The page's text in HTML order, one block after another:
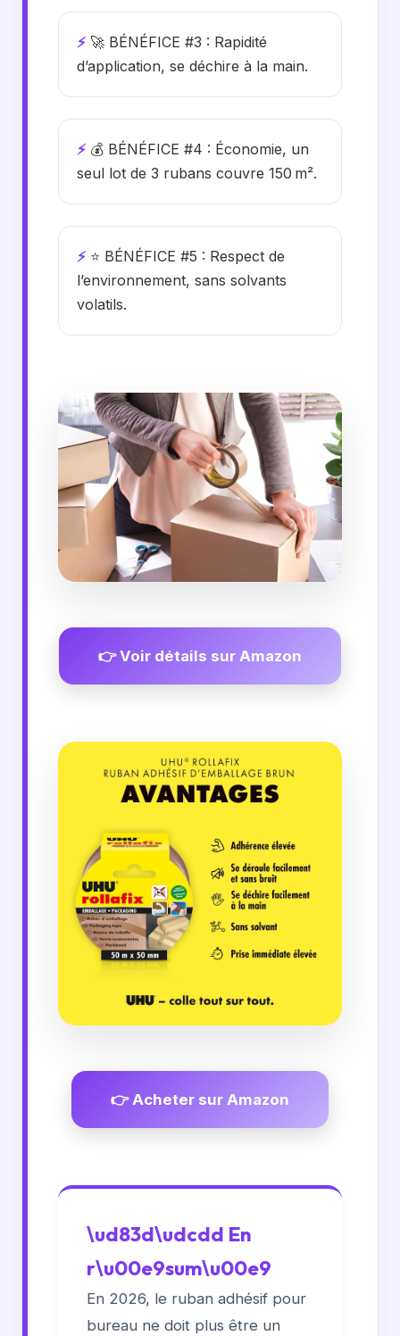
⚡🚀 BÉNÉFICE #3 : Rapidité
d’application, se déchire à la main.
⚡💰 BÉNÉFICE #4 : Économie, un
seul lot de 3 rubans couvre 150 m².
⚡⭐ BÉNÉFICE #5 : Respect de
l’environnement, sans solvants
volatils.
👉 Voir détails sur Amazon
👉 Acheter sur Amazon
\ud83d\udcdd En
r\u00e9sum\u00e9
En 2026, le ruban adhésif pour
bureau ne doit plus être un